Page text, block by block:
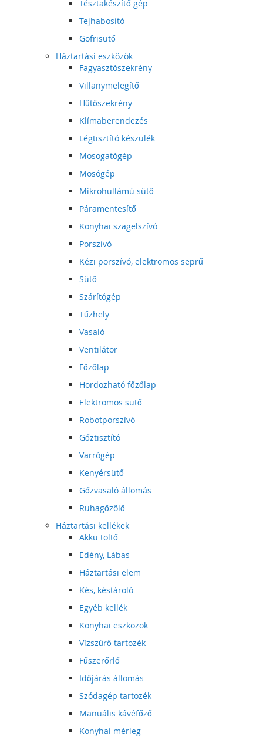
Tésztakészítő gép
Tejhabosító
Gofrisütő
Háztartási eszközök
Fagyasztószekrény
Villanymelegítő
Hűtőszekrény
Klímaberendezés
Légtisztító készülék
Mosogatógép
Mosógép
Mikrohullámú sütő
Páramentesítő
Konyhai szagelszívó
Porszívó
Kézi porszívó, elektromos seprű
Sütő
Szárítógép
Tűzhely
Vasaló
Ventilátor
Főzőlap
Hordozható főzőlap
Elektromos sütő
Robotporszívó
Gőztisztító
Varrógép
Kenyérsütő
Gőzvasaló állomás
Ruhagőzölő
Háztartási kellékek
Akku töltő
Edény, Lábas
Háztartási elem
Kés, késtároló
Egyéb kellék
Konyhai eszközök
Vízszűrő tartozék
Fűszerőrlő
Időjárás állomás
Szódagép tartozék
Manuális kávéfőző
Konyhai mérleg